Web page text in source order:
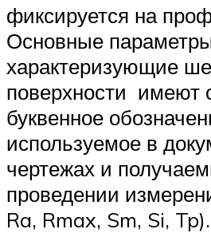
фиксируется на
Основные
характеризующие
поверхности имеют
буквенное
используемое в
чертежах и
проведении
Ra, Rmax, Sm, Si, Tp).